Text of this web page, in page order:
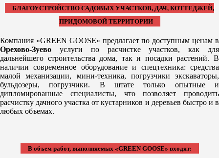
БЛАГОУСТРОЙСТВО САДОВЫХ УЧАСТКОВ, ДАЧ, КОТТЕДЖЕЙ,
ПРИДОМОВОЙ ТЕРРИТОРИИ
Компания «GREEN GOOSE» предлагает по доступным ценам в
Орехово-Зуево услуги по расчистке участков, как для
дальнейшего строительства дома, так и посадки растений. В
наличии современное оборудование и спецтехника: средства
малой механизации, мини-техника, погрузчики экскаваторы,
бульдозеры, погрузчики. В штате только опытные и
дипломированные специалисты, что позволяет проводить
расчистку дачного участка от кустарников и деревьев быстро и в
любых объемах.
В объем работ, выполняемых «GREEN GOOSE» входят: